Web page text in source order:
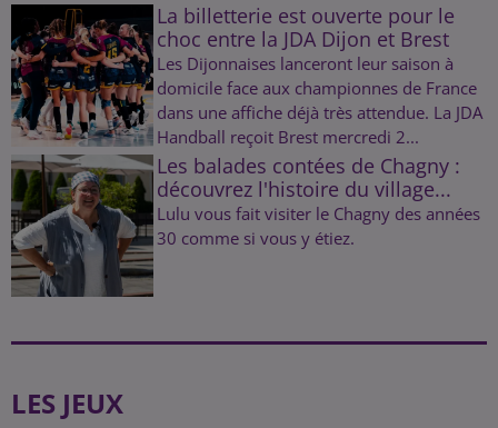
La billetterie est ouverte pour le
choc entre la JDA Dijon et Brest
Les Dijonnaises lanceront leur saison à
domicile face aux championnes de France
dans une affiche déjà très attendue. La JDA
Handball reçoit Brest mercredi 2...
Les balades contées de Chagny :
découvrez l'histoire du village...
Lulu vous fait visiter le Chagny des années
30 comme si vous y étiez.
LES JEUX